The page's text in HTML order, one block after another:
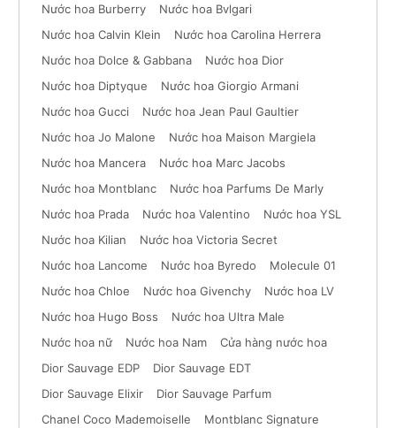
Nước hoa Burberry
Nước hoa Bvlgari
Nước hoa Calvin Klein
Nước hoa Carolina Herrera
Nước hoa Dolce & Gabbana
Nước hoa Dior
Nước hoa Diptyque
Nước hoa Giorgio Armani
Nước hoa Gucci
Nước hoa Jean Paul Gaultier
Nước hoa Jo Malone
Nước hoa Maison Margiela
Nước hoa Mancera
Nước hoa Marc Jacobs
Nước hoa Montblanc
Nước hoa Parfums De Marly
Nước hoa Prada
Nước hoa Valentino
Nước hoa YSL
Nước hoa Kilian
Nước hoa Victoria Secret
Nước hoa Lancome
Nước hoa Byredo
Molecule 01
Nước hoa Chloe
Nước hoa Givenchy
Nước hoa LV
Nước hoa Hugo Boss
Nước hoa Ultra Male
Nước hoa nữ
Nước hoa Nam
Cửa hàng nước hoa
Dior Sauvage EDP
Dior Sauvage EDT
Dior Sauvage Elixir
Dior Sauvage Parfum
Chanel Coco Mademoiselle
Montblanc Signature